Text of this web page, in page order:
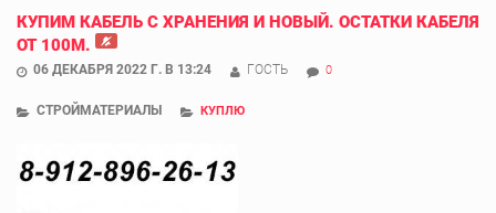
КУПИМ КАБЕЛЬ С ХРАНЕНИЯ И НОВЫЙ. ОСТАТКИ КАБЕЛЯ
ОТ 100М.
06 ДЕКАБРЯ 2022 Г. В 13:24 ГОСТЬ 0
СТРОЙМАТЕРИАЛЫ КУПЛЮ